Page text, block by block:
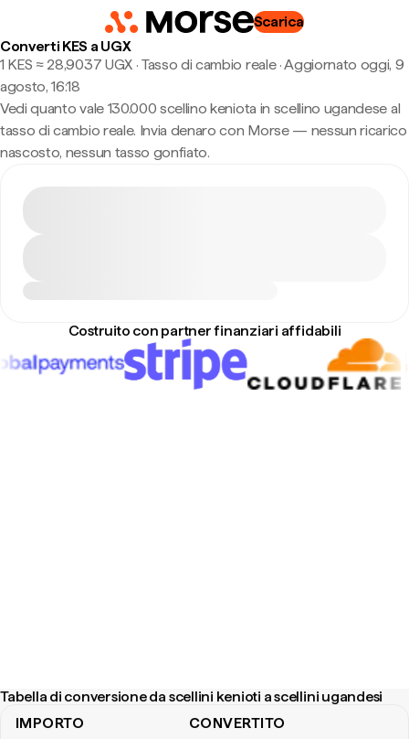
Scarica
Converti KES a UGX
1 KES ≈ 28,9037 UGX · Tasso di cambio reale·Aggiornato oggi, 9
agosto, 16:18
Vedi quanto vale 130.000 scellino keniota in scellino ugandese al
tasso di cambio reale. Invia denaro con Morse — nessun ricarico
nascosto, nessun tasso gonfiato.
Costruito con partner finanziari affidabili
Tabella di conversione da scellini kenioti a scellini ugandesi
IMPORTO CONVERTITO